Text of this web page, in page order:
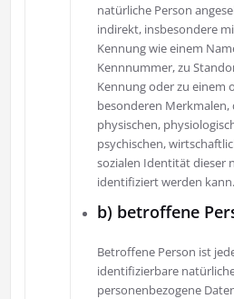
natürliche Person
indirekt, insbesondere
Kennung wie einem
Kennnummer, zu
Kennung oder zu einem
besonderen Merkmalen,
physischen,
psychischen,
sozialen Identität dieser
identifiziert werden kann.
b) betroffene
Betroffene Person ist
identifizierbare
personenbezogene